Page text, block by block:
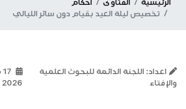
الرئيسية الفتاوى
أحكام
تخصيص ليلة العيد بقيام دون سائر الليالي
اعداد: اللجنة الدائمة للبحوث العلمية
والإفتاء
2026